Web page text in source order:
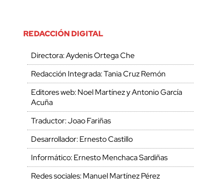
REDACCIÓN DIGITAL
Directora: Aydenis Ortega Che
Redacción Integrada: Tania Cruz Remón
Editores web: Noel Martínez y Antonio García
Acuña
Traductor: Joao Fariñas
Desarrollador: Ernesto Castillo
Informático: Ernesto Menchaca Sardiñas
Redes sociales: Manuel Martínez Pérez